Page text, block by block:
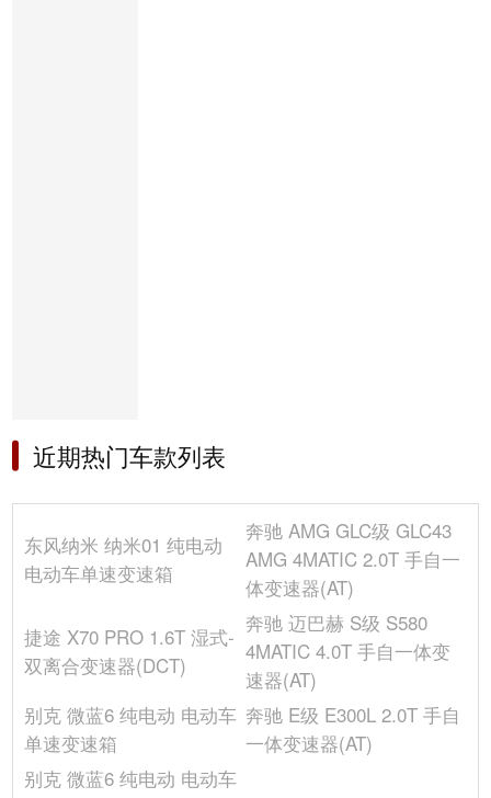
近期热门车款列表
东风纳米 纳米01 纯电动
电动车单速变速箱
奔驰 AMG GLC级 GLC43
AMG 4MATIC 2.0T 手自一
体变速器(AT)
捷途 X70 PRO 1.6T 湿式-
双离合变速器(DCT)
奔驰 迈巴赫 S级 S580
4MATIC 4.0T 手自一体变
速器(AT)
别克 微蓝6 纯电动 电动车
单速变速箱
奔驰 E级 E300L 2.0T 手自
一体变速器(AT)
别克 微蓝6 纯电动 电动车